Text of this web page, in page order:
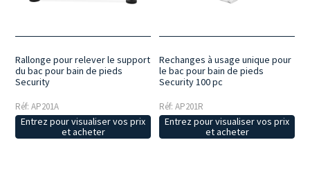
Rallonge pour relever le support
du bac pour bain de pieds
Security
Réf: AP201A
Entrez pour visualiser vos prix
et acheter
Rechanges à usage unique pour
le bac pour bain de pieds
Security 100 pc
Réf: AP201R
Entrez pour visualiser vos prix
et acheter